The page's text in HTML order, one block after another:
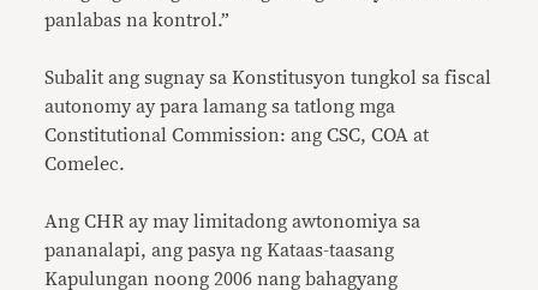
panlabas na kontrol.”
Subalit ang sugnay sa Konstitusyon tungkol sa fiscal
autonomy ay para lamang sa tatlong mga
Constitutional Commission: ang CSC, COA at
Comelec.
Ang CHR ay may limitadong awtonomiya sa
pananalapi, ang pasya ng Kataas-taasang
Kapulungan noong 2006 nang bahagyang